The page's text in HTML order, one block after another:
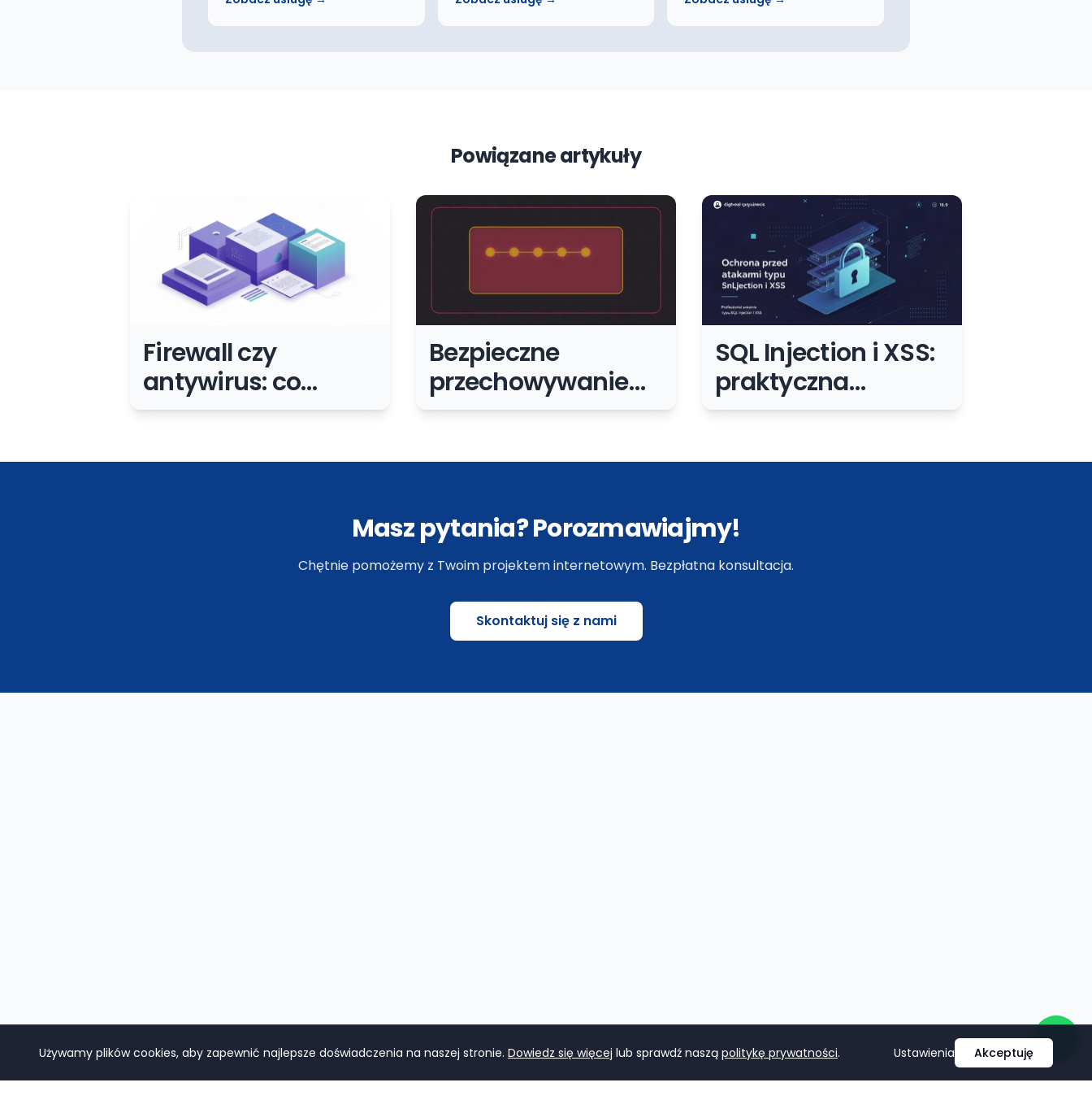
Powiązane artykuły
Firewall czy
antywirus: co
naprawdę jest
firmie?
Bezpieczne
przechowywanie
haseł: praktyczne
firmy
SQL Injection i XSS:
praktyczna
ochrona
API
Masz pytania? Porozmawiajmy!
Chętnie pomożemy z Twoim projektem internetowym. Bezpłatna konsultacja.
Skontaktuj się z nami
Używamy plików cookies, aby zapewnić najlepsze doświadczenia na naszej stronie. Dowiedz się więcej lub sprawdź naszą politykę prywatności. Ustawienia Akceptuję